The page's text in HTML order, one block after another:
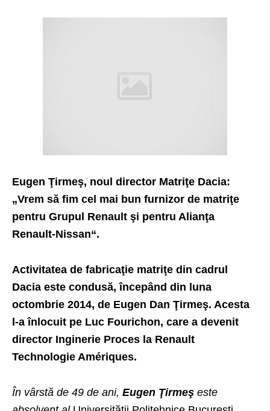
Eugen Ţirmeş, noul director Matriţe Dacia:
„Vrem să fim cel mai bun furnizor de matriţe
pentru Grupul Renault şi pentru Alianţa
Renault-Nissan“.
Activitatea de fabricaţie matriţe din cadrul
Dacia este condusă, începând din luna
octombrie 2014, de Eugen Dan Ţirmeş. Acesta
l-a înlocuit pe Luc Fourichon, care a devenit
director Inginerie Proces la Renault
Technologie Amériques.
În vârstă de 49 de ani, Eugen Ţirmeş este